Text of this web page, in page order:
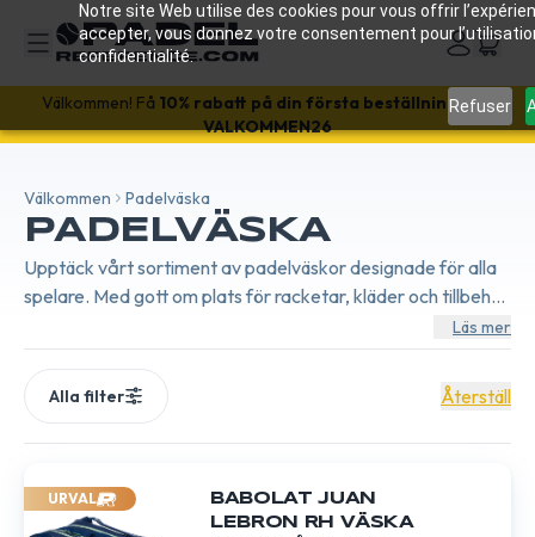
Notre site Web utilise des cookies pour vous offrir
accepter, vous donnez votre consentement pour
confidentialité.
Refuser
REA! -18%med koden SALES18 🔥
Välkommen Padelväska
PADELVÄSKA
Upptäck vårt sortiment av padelväskor designade för alla
spelare. Med gott om plats för racketar, kläder och tillbehör
kombinerar våra väskor funktionalitet och stil, vilket gör att
du kan transportera din utrustning säkert.
Läs mer
URVAL
BABOLAT JUAN
LEBRON RH VÄSKA
Alla filter Återställ